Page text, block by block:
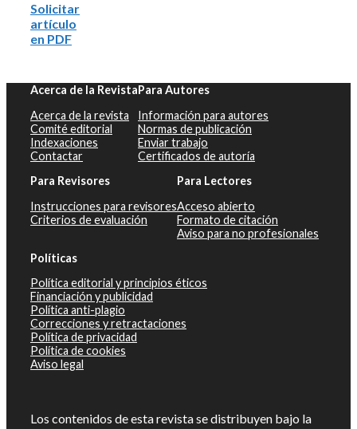
Solicitar
artículo
en PDF
Acerca de la Revista
Acerca de la revista
Comité editorial
Indexaciones
Contactar
Para Autores
Información para autores
Normas de publicación
Enviar trabajo
Certificados de autoría
Para Revisores
Instrucciones para revisores
Criterios de evaluación
Para Lectores
Acceso abierto
Formato de citación
Aviso para no profesionales
Políticas
Política editorial y principios éticos
Financiación y publicidad
Política anti-plagio
Correcciones y retractaciones
Política de privacidad
Política de cookies
Aviso legal
Los contenidos de esta revista se distribuyen bajo la